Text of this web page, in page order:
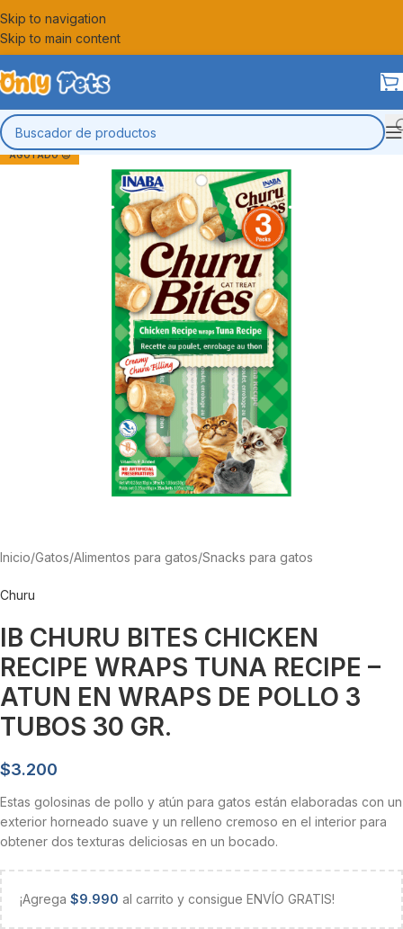
Skip to navigation
Skip to main content
AGOTADO 😔
Inicio/Gatos/Alimentos para gatos/Snacks para gatos
Churu
IB CHURU BITES CHICKEN
RECIPE WRAPS TUNA RECIPE –
ATUN EN WRAPS DE POLLO 3
TUBOS 30 GR.
$3.200
Estas golosinas de pollo y atún para gatos están elaboradas con un
exterior horneado suave y un relleno cremoso en el interior para
obtener dos texturas deliciosas en un bocado.
¡Agrega $9.990 al carrito y consigue ENVÍO GRATIS!